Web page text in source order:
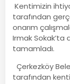
Kentimizin
tarafından
onarım
Irmak Sokak’ta
tamamladı.
Çerkezköy
tarafından